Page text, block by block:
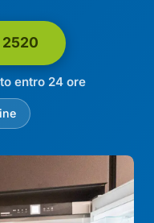
2520
entro 24 ore